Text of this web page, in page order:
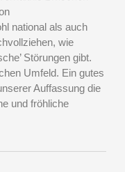
national als auch
wie
Störungen gibt.
Umfeld. Ein gutes
Auffassung die
und fröhliche